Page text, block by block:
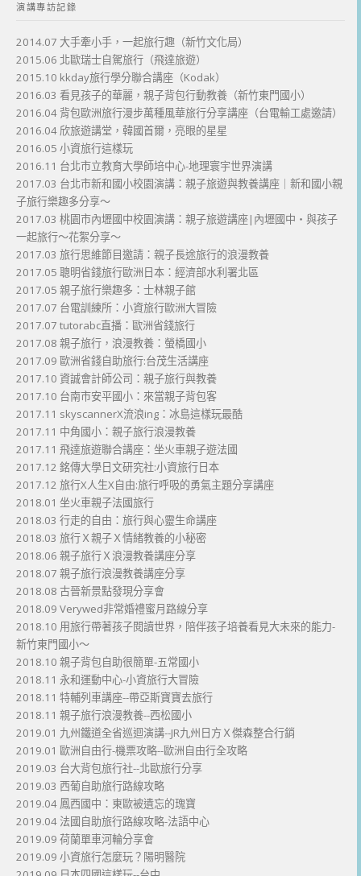
演講專訪記錄
2014.07 大手牽小手，一起旅行趣（新竹文化局）
2015.06 北歐瑞士自駕旅行（飛達旅遊）
2015.10 kkday旅行學分聯合講座（Kodak）
2016.03 看見孩子的華麗，親子背包行動教養（新竹東門國小）
2016.04 背包歐洲旅行漫步萬種風華旅行分享講座（台電輸工處邀請）
2016.04 欣旅遊講堂，韓國首爾，亮眼的星星
2016.05 小資旅行這樣玩
2016.11 台北市立教育大學師培中心-地理寰宇世界演講
2017.03 台北市新和國小校園演講：親子旅遊與教養講座｜新和國小親
子旅行樂趣多分享～
2017.03 桃園市內壢國中校園演講：親子旅遊講座|內壢國中・與孩子
一起旅行～花絮分享～
2017.03 旅行思維節目邀請：親子長途旅行的浪漫教養
2017.05 聰明省錢旅行歐洲日本：經濟部水利署北區
2017.05 親子旅行樂趣多：士林親子館
2017.07 台電訓練所：小資旅行歐洲大冒險
2017.07 tutorabc直播：歐洲省錢旅行
2017.08 親子旅行，浪漫教養：螢橋國小
2017.09 歐洲省錢自助旅行:台茂生活講座
2017.10 資誠會計師公司：親子旅行與教養
2017.10 台南市安平國小：來當親子背包客
2017.11 skyscannerX流浪ing：冰島這樣玩最酷
2017.11 中角國小：親子旅行浪漫教養
2017.11 飛達旅遊聯合講座：坐火車親子遊法國
2017.12 銘傳大學日文研究社:小資旅行日本
2017.12 旅行X人生X自由:旅行呼吸的勇氣主題分享講座
2018.01 坐火車親子法國旅行
2018.03 行走的自由：旅行與心靈生命講座
2018.03 旅行Ｘ親子Ｘ情緒教養的小秘密
2018.06 親子旅行Ｘ浪漫教養講座分享
2018.07 親子旅行浪漫教養講座分享
2018.08 古晉新景點發現分享會
2018.09 Verywed非常婚禮蜜月路線分享
2018.10 用旅行帶著孩子閱讀世界，陪伴孩子培養看見大未來的能力-
新竹東門國小～
2018.10 親子背包自助很簡單-五常國小
2018.11 永和運動中心-小資旅行大冒險
2018.11 特輔列車講座--帶亞斯寶寶去旅行
2018.11 親子旅行浪漫教養--西松國小
2019.01 九州鐵道全省巡迴演講--JR九州日方Ｘ傑森整合行銷
2019.01 歐洲自由行-機票攻略--歐洲自由行全攻略
2019.03 台大背包旅行社--北歐旅行分享
2019.03 西葡自助旅行路線攻略
2019.04 鳳西國中：東歐被遺忘的瑰寶
2019.04 法國自助旅行路線攻略-法語中心
2019.09 荷蘭單車河輪分享會
2019.09 小資旅行怎麼玩？陽明醫院